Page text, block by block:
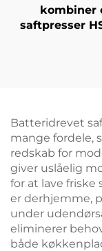
kombiner
saftpresser
Batteridrevet
mange fordele,
redskab for
giver uslåelig
for at lave friske
er derhjemme,
under
eliminerer
både